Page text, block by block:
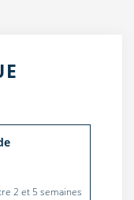
2 et 5 semaines